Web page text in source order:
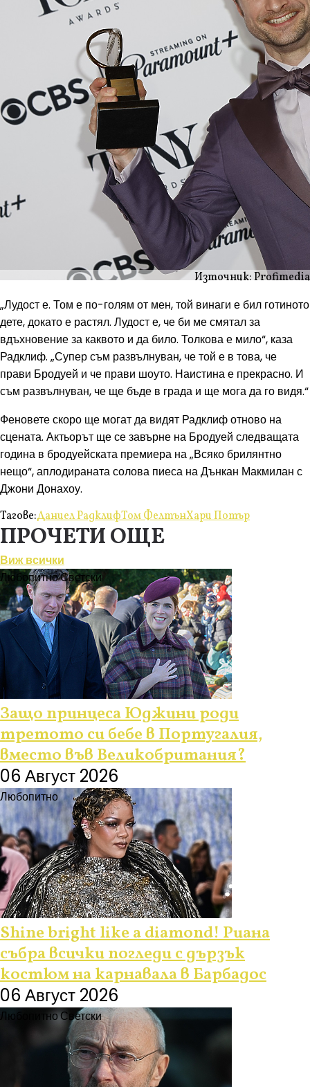
Източник: Profimedia
„Лудост е. Том е по-голям от мен, той винаги е бил готиното
дете, докато е растял. Лудост е, че би ме смятал за
вдъхновение за каквото и да било. Толкова е мило“, каза
Радклиф. „Супер съм развълнуван, че той е в това, че
прави Бродуей и че прави шоуто. Наистина е прекрасно. И
съм развълнуван, че ще бъде в града и ще мога да го видя.“
Феновете скоро ще могат да видят Радклиф отново на
сцената. Актьорът ще се завърне на Бродуей следващата
година в бродуейската премиера на „Всяко брилянтно
нещо“, аплодираната солова пиеса на Дънкан Макмилан с
Джони Донахоу.
Тагове:Даниел РадклифТом ФелтънХари Потър
ПРОЧЕТИ ОЩЕ
Виж всички
ЛюбопитноСветски
Защо принцеса Юджини роди
третото си бебе в Португалия,
вместо във Великобритания?
06 Август 2026
Любопитно
Shine bright like a diamond! Риана
събра всички погледи с дързък
костюм на карнавала в Барбадос
06 Август 2026
ЛюбопитноСветски